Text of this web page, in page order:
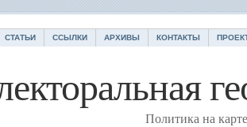
СТАТЬИ ССЫЛКИ АРХИВЫ КОНТАКТЫ
Политика на карте